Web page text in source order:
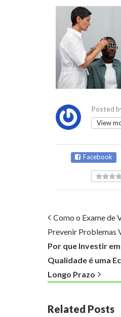
Posted
View
Facebook
Como o Exame de
Prevenir Problemas
Por que Investir
Qualidade é uma
Longo Prazo
Related Posts